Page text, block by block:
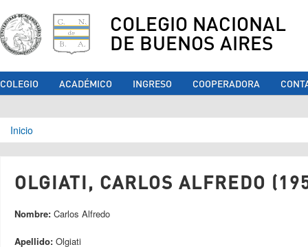
COLEGIO NACIONAL
DE BUENOS AIRES
COLEGIO ACADÉMICO INGRESO COOPERADORA
Se encuentra usted aquí
Inicio
OLGIATI, CARLOS ALFREDO
Nombre: Carlos Alfredo
Apellido: Olgiati